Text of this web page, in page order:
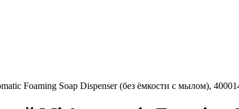
Foaming Soap Dispenser (без ёмкости с мылом),